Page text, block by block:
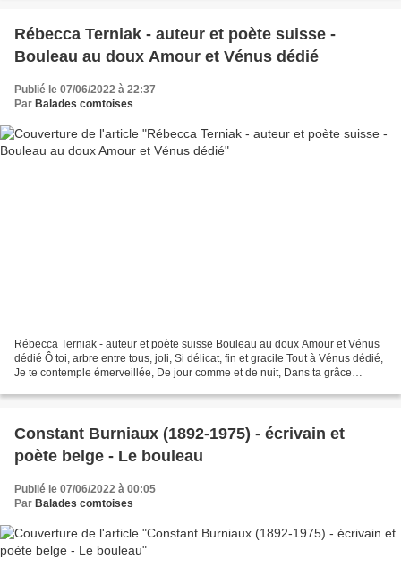
Rébecca Terniak - auteur et poète suisse -
Bouleau au doux Amour et Vénus dédié
Publié le 07/06/2022 à 22:37
Par Balades comtoises
Rébecca Terniak - auteur et poète suisse Bouleau au doux Amour et Vénus
dédié Ô toi, arbre entre tous, joli, Si délicat, fin et gracile Tout à Vénus dédié,
Je te contemple émerveillée, De jour comme et de nuit, Dans ta grâce
Constant Burniaux (1892-1975) - écrivain et
poète belge - Le bouleau
Publié le 07/06/2022 à 00:05
Par Balades comtoises